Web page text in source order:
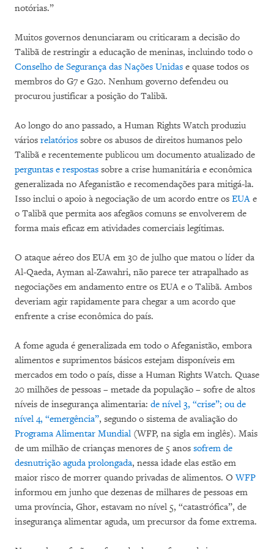
notórias.”
Muitos governos denunciaram ou criticaram a decisão do
Talibã de restringir a educação de meninas, incluindo todo o
Conselho de Segurança das Nações Unidas e quase todos os
membros do G7 e G20. Nenhum governo defendeu ou
procurou justificar a posição do Talibã.
Ao longo do ano passado, a Human Rights Watch produziu
vários relatórios sobre os abusos de direitos humanos pelo
Talibã e recentemente publicou um documento atualizado de
perguntas e respostas sobre a crise humanitária e econômica
generalizada no Afeganistão e recomendações para mitigá-la.
Isso inclui o apoio à negociação de um acordo entre os EUA e
o Talibã que permita aos afegãos comuns se envolverem de
forma mais eficaz em atividades comerciais legítimas.
O ataque aéreo dos EUA em 30 de julho que matou o líder da
Al-Qaeda, Ayman al-Zawahri, não parece ter atrapalhado as
negociações em andamento entre os EUA e o Talibã. Ambos
deveriam agir rapidamente para chegar a um acordo que
enfrente a crise econômica do país.
A fome aguda é generalizada em todo o Afeganistão, embora
alimentos e suprimentos básicos estejam disponíveis em
mercados em todo o país, disse a Human Rights Watch. Quase
20 milhões de pessoas – metade da população – sofre de altos
níveis de insegurança alimentaria: de nível 3, “crise”; ou de
nível 4, “emergência”, segundo o sistema de avaliação do
Programa Alimentar Mundial (WFP, na sigla em inglês). Mais
de um milhão de crianças menores de 5 anos sofrem de
desnutrição aguda prolongada, nessa idade elas estão em
maior risco de morrer quando privadas de alimentos. OWFP
informou em junho que dezenas de milhares de pessoas em
uma província, Ghor, estavam no nível 5, “catastrófica”, de
insegurança alimentar aguda, um precursor da fome extrema.